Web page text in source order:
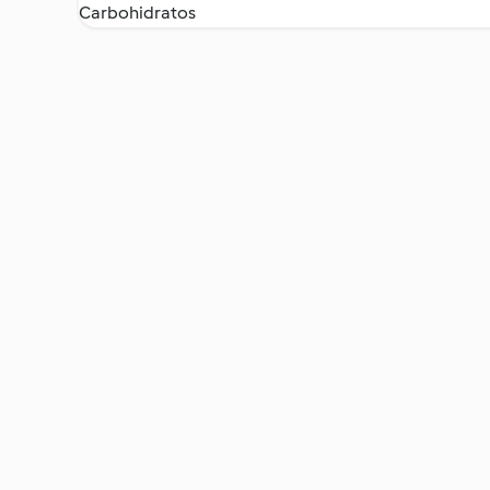
Carbohidratos